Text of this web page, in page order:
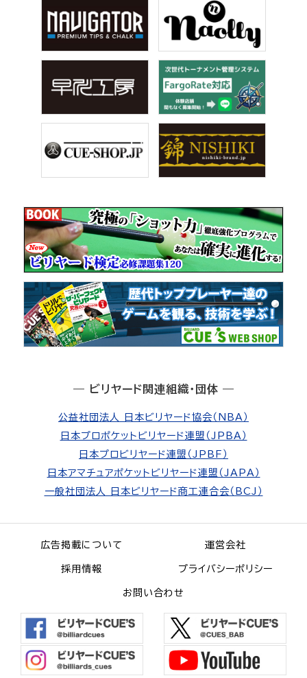
― ビリヤード関連組織・団体 ―
公益社団法人 日本ビリヤード協会（NBA）
日本プロポケットビリヤード連盟（JPBA）
日本プロビリヤード連盟（JPBF）
日本アマチュアポケットビリヤード連盟（JAPA）
一般社団法人 日本ビリヤード商工連合会（BCJ）
広告掲載について 運営会社
採用情報 プライバシーポリシー
お問い合わせ